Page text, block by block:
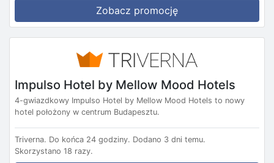
Zobacz promocję
Impulso Hotel by Mellow Mood Hotels
4-gwiazdkowy Impulso Hotel by Mellow Mood Hotels to nowy
hotel położony w centrum Budapesztu.
Triverna. Do końca 24 godziny. Dodano 3 dni temu.
Skorzystano 18 razy.